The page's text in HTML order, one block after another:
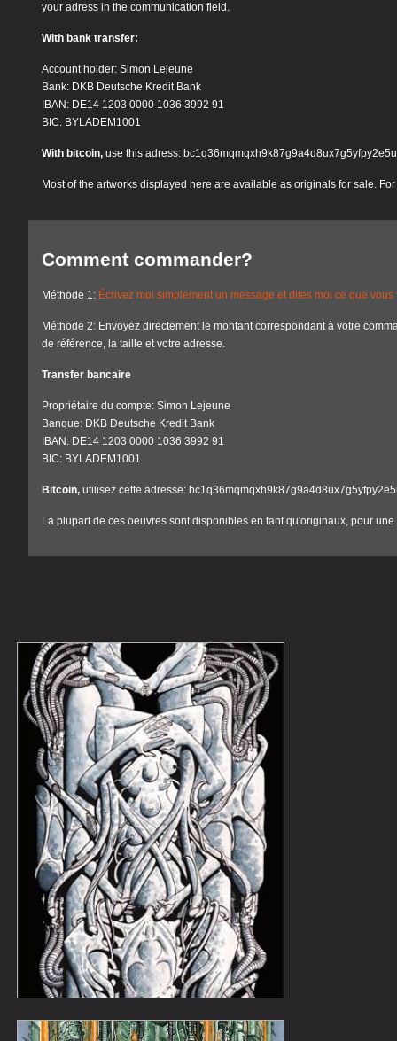
your adress in the communication field.
With bank transfer:
Account holder: Simon Lejeune
Bank: DKB Deutsche Kredit Bank
IBAN: DE14 1203 0000 1036 3992 91
BIC: BYLADEM1001
With bitcoin, use this adress:
Most of the artworks displayed here are available as originals for sale.
Comment commander?
Méthode 1: Écrivez moi simplement un message et dites moi ce que vous
Méthode 2: Envoyez directement le montant correspondant à votre
de référence, la taille et votre adresse.
Transfer bancaire
Propriétaire du compte: Simon Lejeune
Banque: DKB Deutsche Kredit Bank
IBAN: DE14 1203 0000 1036 3992 91
BIC: BYLADEM1001
Bitcoin, utilisez cette adresse:
La plupart de ces oeuvres sont disponibles en tant qu'originaux, pour